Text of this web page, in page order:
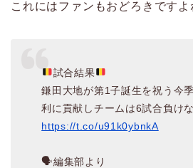
これにはファンもおどろきですよ
試合結果
鎌田大地が第1子誕生を祝う今
利に貢献しチームは6試合負け
https://t.co/u91k0ybnkA
🗣編集部より